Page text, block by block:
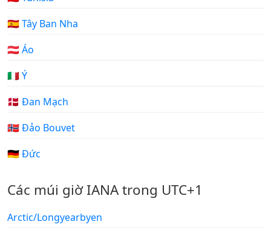
🇪🇸 Tây Ban Nha
🇦🇹 Áo
🇮🇹 Ý
🇩🇰 Đan Mạch
🇧🇻 Đảo Bouvet
🇩🇪 Đức
Các múi giờ IANA trong UTC+1
Arctic/Longyearbyen